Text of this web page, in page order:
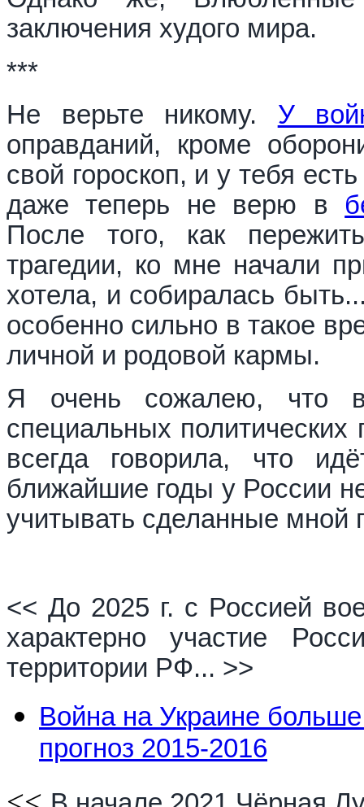
заключения худого мира.
***
Не верьте никому. У
оправданий, кроме
свой гороскоп, и у тебя
даже теперь не верю в
После того, как
трагедии, ко мне начали
хотела, и собиралась
особенно сильно в такое
личной и родовой кармы.
Я очень сожалею, что
специальных
всегда говорила, что
ближайшие годы у России
учитывать сделанные мной
<< До 2025 г. с Россией
характерно участие
территории РФ... >>
Война на Украине
прогноз 2015-2016